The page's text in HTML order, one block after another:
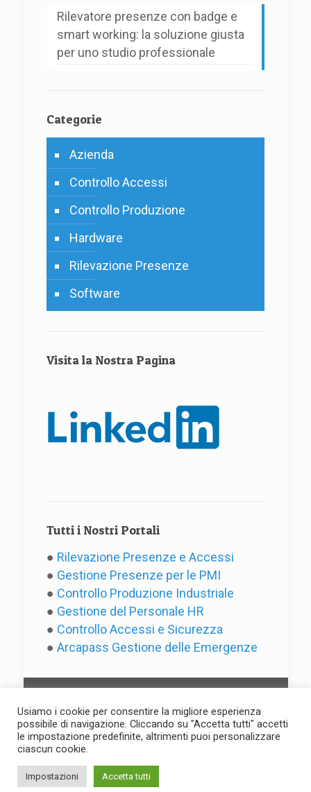
Rilevatore presenze con badge e
smart working: la soluzione giusta
per uno studio professionale
Categorie
Azienda
Controllo Accessi
Controllo Produzione
Hardware
Rilevazione Presenze
Software
Visita la Nostra Pagina
Tutti i Nostri Portali
● Rilevazione Presenze e Accessi
● Gestione Presenze per le PMI
● Controllo Produzione Industriale
● Gestione del Personale HR
● Controllo Accessi e Sicurezza
● Arcapass Gestione delle Emergenze
(C) 2025 by Evotre s.r.l. - P.IVA
Usiamo i cookie per consentire la migliore esperienza
possibile di navigazione. Cliccando su "Accetta tutti" accetti
le impostazione predefinite, altrimenti puoi personalizzare
ciascun cookie.
Impostazioni Accetta tutti